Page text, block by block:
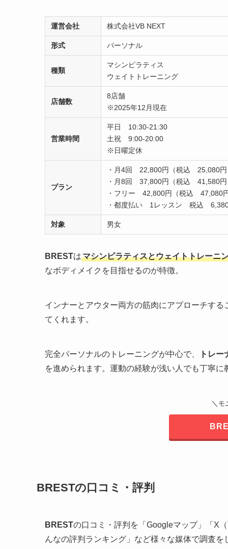
運営会社 株式会社VB NEXT
形式 パーソナル
種類
マシンピラティス
ウェイトトレーニング
店舗数
8店舗
※2025年12月現在
営業時間
平日 10:30-21:30
土祝 9:00-20:00
※日曜定休
プラン
・月4回 22,800円（税込 25,080円
・月8回 37,800円（税込 41,580円
・フリー 42,800円（税込 47,080
・都度払い 1レッスン 税込
対象 男女
BRESTはマシンピラティスとウェイトトレーニ
なボディメイクを目指せるのが特徴。
インナーとアウター両方の筋肉にアプローチす
てくれます。
完全パーソナルのトレーニングが中心で、
トレ
を進められます。運動の経験が浅い人でも丁寧
＼ モ
BRESTの口コミ・評判
BRESTの口コミ・評判を「Googleマップ」「X
んなの評判ランキング」など様々な媒体で調査を